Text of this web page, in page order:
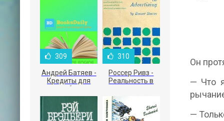
Он
— Что
—
309
Андрей Батяев -
Кредиты для
малого бизнеса
310
Россер Ривз -
Реальность в